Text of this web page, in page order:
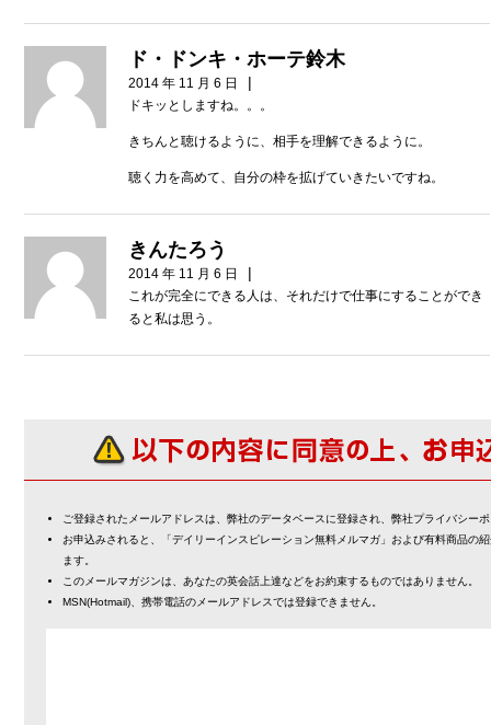
ド・ドンキ・ホーテ鈴木
2014 年 11 月 6 日 |
ドキッとしますね。。。
きちんと聴けるように、相手を理解できるように。
聴く力を高めて、自分の枠を拡げていきたいですね。
きんたろう
2014 年 11 月 6 日 |
これが完全にできる人は、それだけで仕事にすることができ
ると私は思う。
ご登録されたメールアドレスは、弊社のデータベースに登録され、弊社プライバシー
お申込みされると、「デイリーインスピレーション無料メルマガ」および有料商品の
ます。
このメールマガジンは、あなたの英会話上達などをお約束するものではありません。
MSN(Hotmail)、携帯電話のメールアドレスでは登録できません。